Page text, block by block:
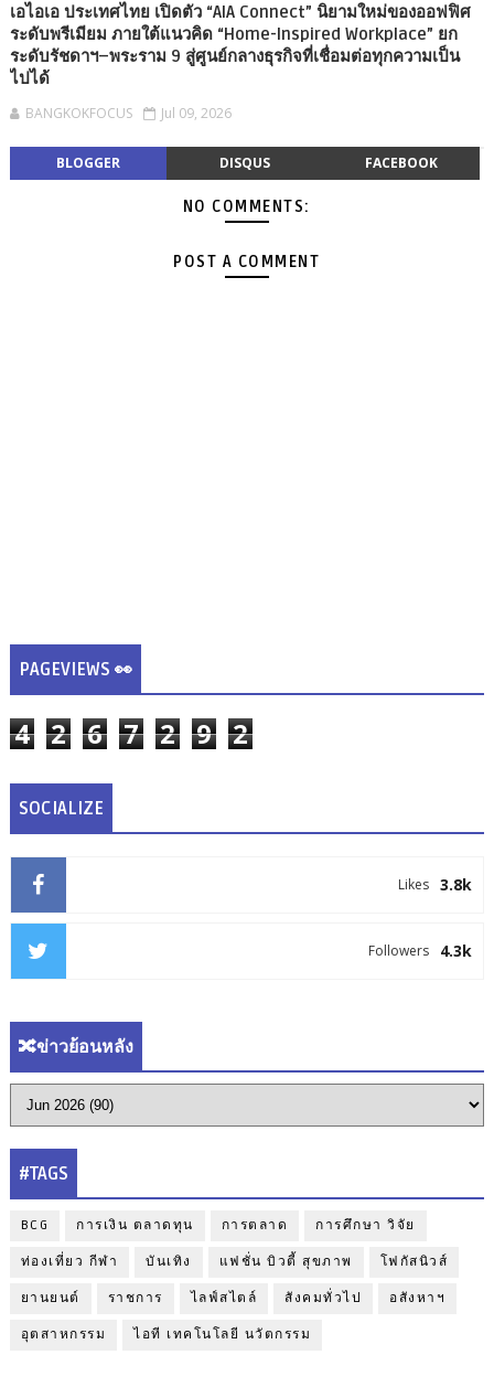
เอไอเอ ประเทศไทย เปิดตัว “AIA Connect” นิยามใหม่ของออฟฟิศ
ระดับพรีเมียม ภายใต้แนวคิด “Home-Inspired Workplace” ยก
ระดับรัชดาฯ–พระราม 9 สู่ศูนย์กลางธุรกิจที่เชื่อมต่อทุกความเป็น
ไปได้
BANGKOKFOCUS Jul 09, 2026
BLOGGER DISQUS FACEBOOK
NO COMMENTS:
POST A COMMENT
PAGEVIEWS 👀
4 2 6 7 2 9 2
SOCIALIZE
3.8k
Likes
4.3k
Followers
🔀ข่าวย้อนหลัง
#TAGS
BCG การเงิน ตลาดทุน การตลาด การศึกษา วิจัย
ท่องเที่ยว กีฬา บันเทิง แฟชั่น บิวตี้ สุขภาพ โฟกัสนิวส์
ยานยนต์ ราชการ ไลฟ์สไตล์ สังคมทั่วไป อสังหาฯ
อุตสาหกรรม ไอที เทคโนโลยี นวัตกรรม